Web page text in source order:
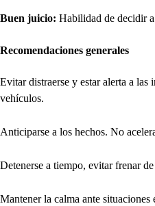
Buen juicio: Habilidad de decidir
Recomendaciones generales
Evitar distraerse y estar alerta a las
vehículos.
Anticiparse a los hechos. No
Detenerse a tiempo, evitar frenar
Mantener la calma ante situaciones